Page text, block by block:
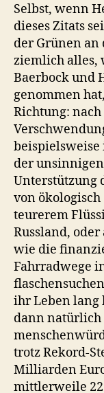
Selbst, wenn
dieses Zitats
der Grünen an
ziemlich alles,
Baerbock und
genommen
Richtung:
beispielsweise
der
Unterstützung
von
teurerem
Russland,
wie die
Fahrradwege
ihr Leben lang
dann
trotz Rekord-
Milliarden
mittlerweile